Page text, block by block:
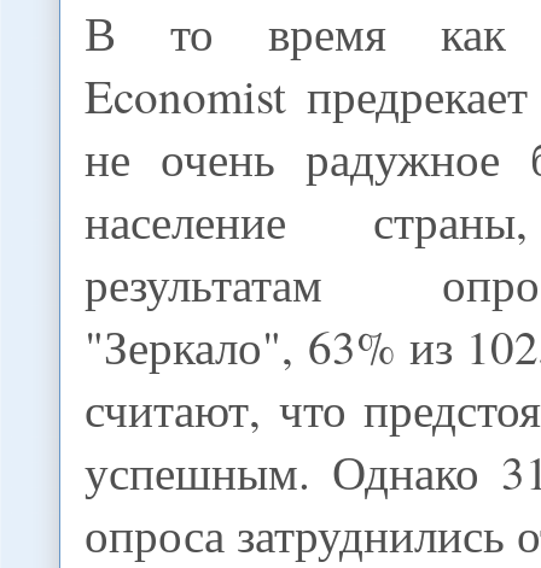
В то время как
Economist
не очень радужное
население
результатам
"Зеркало", 63% из
считают, что
успешным. Однако
опроса затруднились